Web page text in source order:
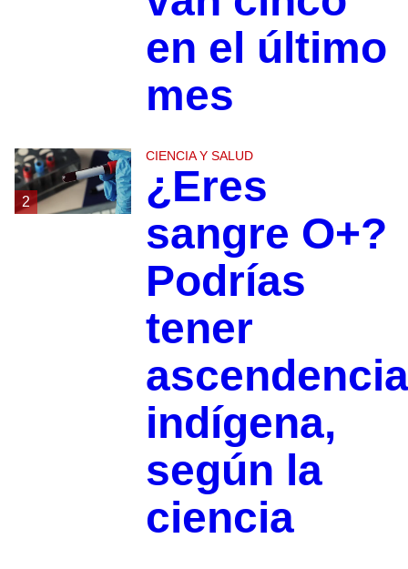
en el último
mes
2
CIENCIA Y SALUD
¿Eres
sangre O+?
Podrías
tener
ascendencia
indígena,
según la
ciencia